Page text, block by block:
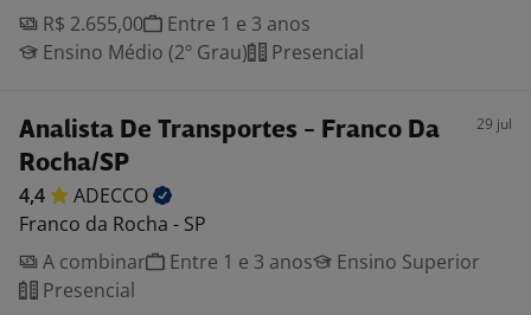
R$ 2.655,00
Entre 1 e 3 anos
Ensino Médio (2º Grau)
Presencial
Analista De Transportes - Franco Da
Rocha/SP
29 jul
4,4
ADECCO
Franco da Rocha - SP
A combinar
Entre 1 e 3 anos
Ensino Superior
Presencial